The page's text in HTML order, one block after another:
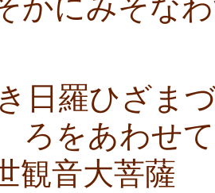
かにみそな
日羅ひざま
ろをあわせ
観音大菩薩